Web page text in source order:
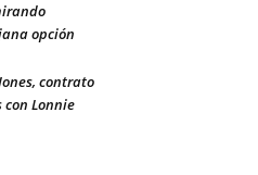
opción
contrato
Lonnie